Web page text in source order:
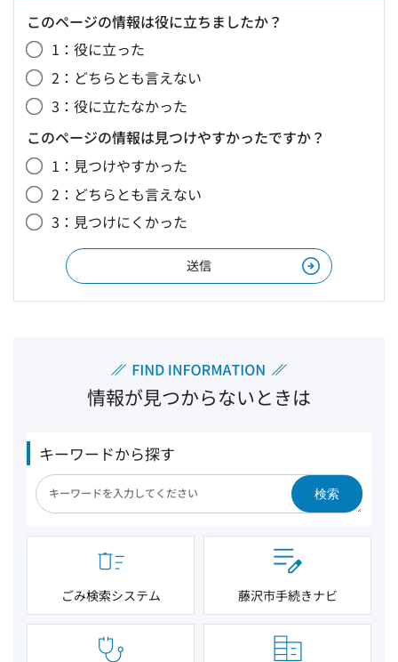
このページの情報は役に立ちましたか？
1：役に立った
2：どちらとも言えない
3：役に立たなかった
このページの情報は見つけやすかったですか？
1：見つけやすかった
2：どちらとも言えない
3：見つけにくかった
情報が見つからないときは
キーワードから探す
検索
ごみ検索システム 藤沢市手続きナビ